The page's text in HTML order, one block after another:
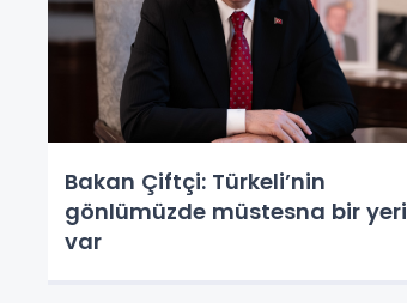
Bakan Çiftçi: Türkeli’nin
gönlümüzde müstesna bir yeri
var